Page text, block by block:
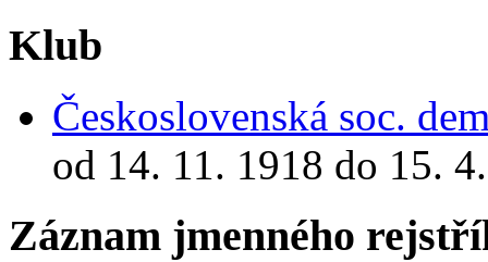
Klub
Československá soc.
od 14. 11. 1918 do 15.
Záznam jmenného